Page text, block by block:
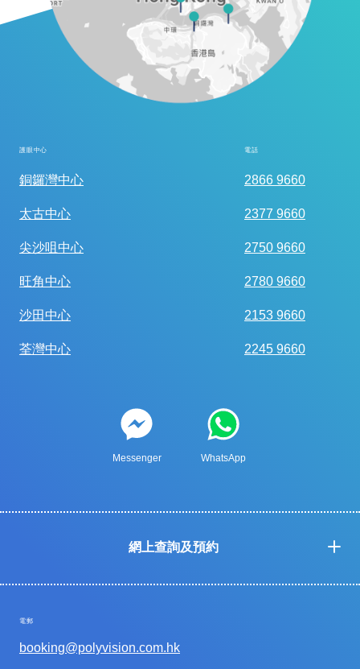
護眼中心 電話
銅鑼灣中心 2866 9660
太古中心 2377 9660
尖沙咀中心 2750 9660
旺角中心 2780 9660
沙田中心 2153 9660
荃灣中心 2245 9660
Messenger WhatsApp
網上查詢及預約
電郵
booking@polyvision.com.hk